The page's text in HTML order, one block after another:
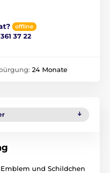
offline
37 22
24 Monate
und Schildchen